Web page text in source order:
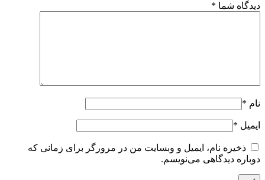
دیدگاه شما *
نام *
ایمیل *
ذخیره نام، ایمیل و وبسایت من در مرورگر برای زمانی که
دوباره دیدگاهی می‌نویسم.